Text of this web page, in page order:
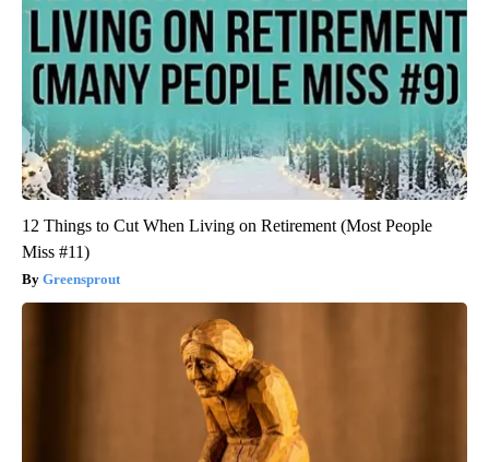
12 Things to Cut When Living on Retirement (Most People
Miss #11)
Greensprout